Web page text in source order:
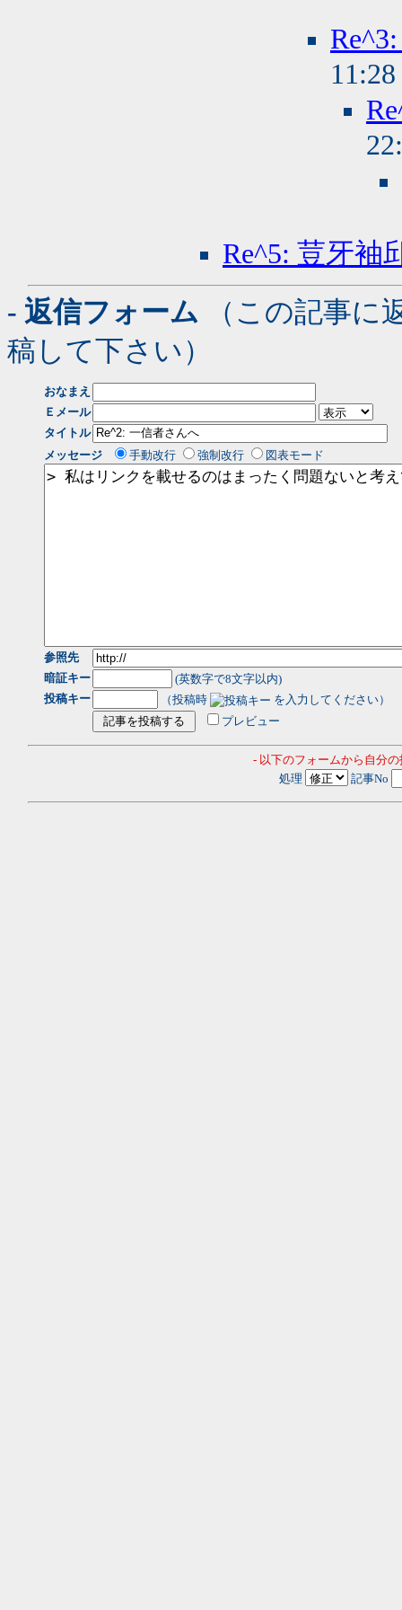
11:28
Re^5: 荳牙袖
- 返信フォーム （この記事に
稿して下さい）
おなまえ
Ｅメール
タイトル
メッセージ
手動改行 強制改行 図表モード
参照先
暗証キー
(英数字で8文字以内)
投稿キー
（投稿時
を入力してください）
プレビュー
- 以下のフォームから自分
処理
記事No